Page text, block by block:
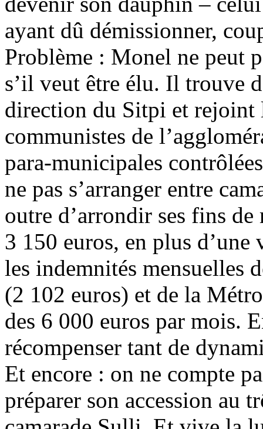
ayant dû démissionner,
Problème : Monel ne peut
s’il veut être élu. Il trouve
direction du Sitpi et rejoint
communistes de
para-municipales
ne pas s’arranger entre
outre d’arrondir ses fins
3 150 euros, en plus
les indemnités mensuelles
(2 102 euros) et de la
des 6 000 euros par mois.
récompenser tant de
Et encore : on ne compte
préparer son accession au